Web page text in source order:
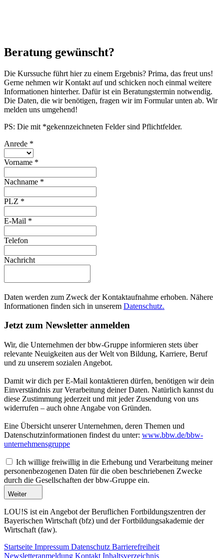
Beratung gewünscht?
Die Kurssuche führt hier zu einem Ergebnis? Prima, das freut uns!
Gerne nehmen wir Kontakt auf und schicken noch einmal weitere
Informationen hinterher. Dafür ist ein Beratungstermin notwendig.
Die Daten, die wir benötigen, fragen wir im Formular unten ab. Wir
melden uns umgehend!
PS: Die mit *gekennzeichneten Felder sind Pflichtfelder.
Anrede *
Vorname *
Nachname *
PLZ *
E-Mail *
Telefon
Nachricht
Daten werden zum Zweck der Kontaktaufnahme erhoben. Nähere
Informationen finden sich in unserem Datenschutz.
Jetzt zum Newsletter anmelden
Wir, die Unternehmen der bbw-Gruppe informieren stets über
relevante Neuigkeiten aus der Welt von Bildung, Karriere, Beruf
und zu unserem sozialen Angebot.
Damit wir dich per E-Mail kontaktieren dürfen, benötigen wir dein
Einverständnis zur Verarbeitung deiner Daten. Natürlich kannst du
diese Zustimmung jederzeit und mit jeder Zusendung von uns
widerrufen – auch ohne Angabe von Gründen.
Eine Übersicht unserer Unternehmen, deren Themen und
Datenschutzinformationen findest du unter: www.bbw.de/bbw-
unternehmensgruppe
Ich willige freiwillig in die Erhebung und Verarbeitung meiner
personenbezogenen Daten für die oben beschriebenen Zwecke
durch die Gesellschaften der bbw-Gruppe ein.
Weiter
LOU!S ist ein Angebot der Beruflichen Fortbildungszentren der
Bayerischen Wirtschaft (bfz) und der Fortbildungsakademie der
Wirtschaft (faw).
Startseite Impressum Datenschutz Barrierefreiheit
Newsletteranmeldung Kontakt Inhaltsverzeichnis